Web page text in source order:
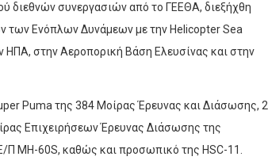
διεθνών συνεργασιών από το ΓΕΕΘΑ, διεξήχθη
των Ενόπλων Δυνάμεων με την Helicopter Sea
στην Αεροπορική Βάση Ελευσίνας και στην
Puma της 384 Μοίρας Έρευνας και Διάσωσης, 2
Επιχειρήσεων Έρευνας Διάσωσης της
Π MH-60S, καθώς και προσωπικό της HSC-11.